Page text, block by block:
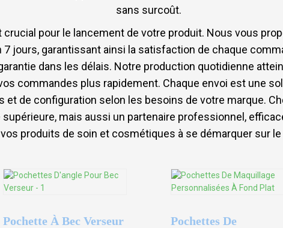
sans surcoût.
pour le lancement de votre produit. Nous vous
7 jours, garantissant ainsi la satisfaction de chaque
dans les délais. Notre production quotidienne
commandes plus rapidement. Chaque envoi est une
de configuration selon les besoins de votre marque.
mais aussi un partenaire professionnel,
produits de soin et cosmétiques à se démarquer sur
Pochette À Bec Verseur
Pochettes De